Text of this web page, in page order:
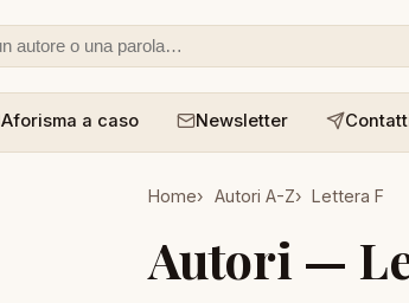
autore o un aforisma
Aforisma a caso Newsletter
Home Autori A-Z Lettera F
Autori —